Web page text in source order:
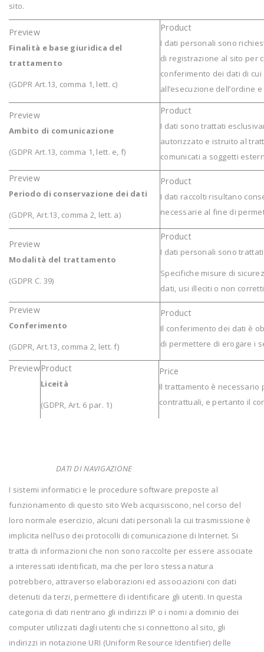
sito.
Finalità e base giuridica del
trattamento
(GDPR Art.13, comma 1, lett. c)
I dati personali sono
di registrazione al sito per
conferimento dei dati di
all’esecuzione dell’ordine
Ambito di comunicazione
(GDPR Art.13, comma 1, lett. e, f)
I dati sono trattati
autorizzato e istruito al
comunicati a soggetti
Periodo di conservazione dei dati
(GDPR, Art.13, comma 2, lett. a)
I dati raccolti risultano
necessarie al fine di
Modalità del trattamento
(GDPR C. 39)
I dati personali sono
Specifiche misure di
dati, usi illeciti o non
Conferimento
(GDPR, Art.13, comma 2, lett. f)
Il conferimento dei dati è
di permettere di erogare i
Liceità
(GDPR, Art. 6 par. 1)
Il trattamento è necessario
contrattuali, e pertanto il
DATI DI NAVIGAZIONE
I sistemi informatici e le procedure software preposte al
funzionamento di questo sito Web acquisiscono, nel corso del
loro normale esercizio, alcuni dati personali la cui trasmissione è
implicita nell’uso dei protocolli di comunicazione di Internet. Si
tratta di informazioni che non sono raccolte per essere associate
a interessati identificati, ma che per loro stessa natura
potrebbero, attraverso elaborazioni ed associazioni con dati
detenuti da terzi, permettere di identificare gli utenti. In questa
categoria di dati rientrano gli indirizzi IP o i nomi a dominio dei
computer utilizzati dagli utenti che si connettono al sito, gli
indirizzi in notazione URI (Uniform Resource Identifier) delle